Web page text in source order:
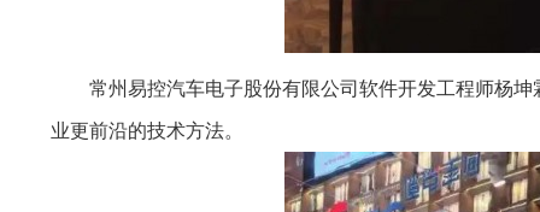
常州易控汽车电子股份有限公司软件开发工程师杨
业更前沿的技术方法。